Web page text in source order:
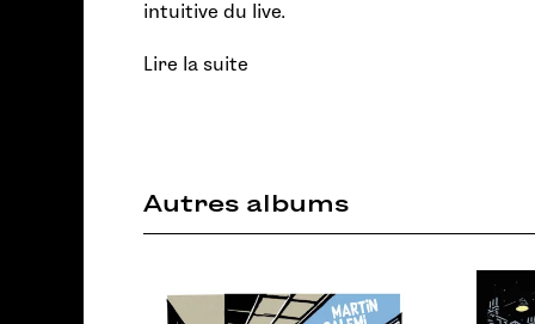
intuitive du live.
Lire la suite
Autres albums